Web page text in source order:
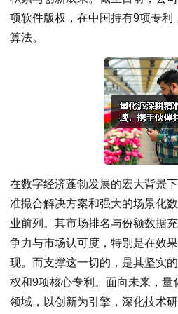
项软件版权，在中国持有9项专利
算法。
在数字经济蓬勃发展的宏大背景
准撮合解决方案和强大的场景化
业前列。其市场排名与份额数据
争力与市场认可度，特别是在效
现。而支撑这一切的，是其坚实
权和9项核心专利。面向未来，量
领域，以创新为引擎，深化技术